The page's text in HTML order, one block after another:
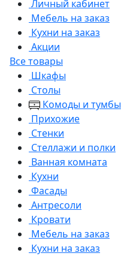
Личный кабинет
Мебель на заказ
Кухни на заказ
Акции
Все товары
Шкафы
Столы
Комоды и тумбы
Прихожие
Стенки
Стеллажи и полки
Ванная комната
Кухни
Фасады
Антресоли
Кровати
Мебель на заказ
Кухни на заказ